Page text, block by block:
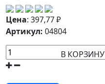
Цена: 397,77₽
Артикул: 04804
В КОРЗИНУ